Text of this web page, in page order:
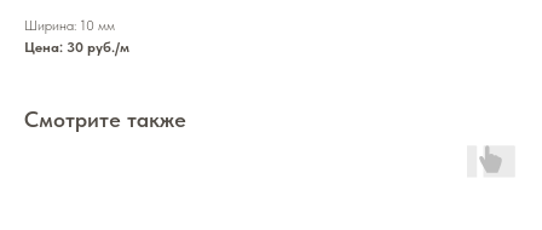
Ширина: 10 мм
Цена: 30 руб./м
Смотрите также